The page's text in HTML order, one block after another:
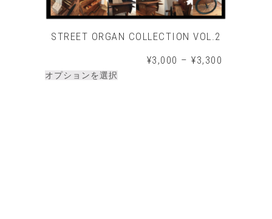
STREET ORGAN COLLECTION VOL.2
¥3,000 – ¥3,300
オプションを選択